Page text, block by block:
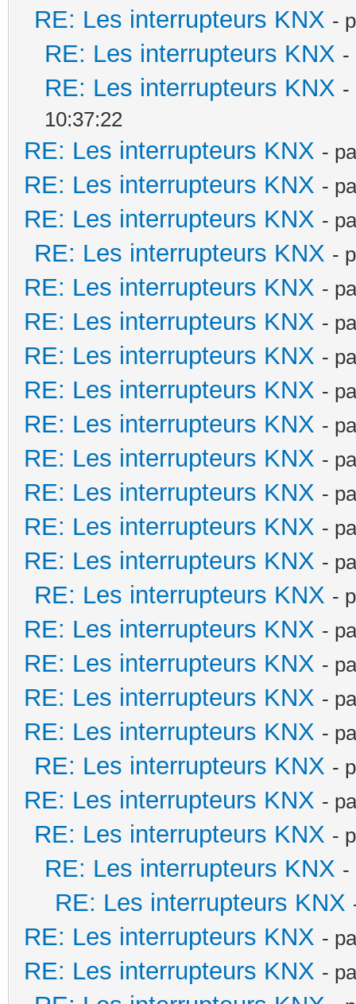
RE: Les interrupteurs KNX -
RE: Les interrupteurs KNX -
RE: Les interrupteurs KNX -
10:37:22
RE: Les interrupteurs KNX -
RE: Les interrupteurs KNX -
RE: Les interrupteurs KNX -
RE: Les interrupteurs KNX -
RE: Les interrupteurs KNX -
RE: Les interrupteurs KNX -
RE: Les interrupteurs KNX -
RE: Les interrupteurs KNX -
RE: Les interrupteurs KNX -
RE: Les interrupteurs KNX -
RE: Les interrupteurs KNX -
RE: Les interrupteurs KNX -
RE: Les interrupteurs KNX -
RE: Les interrupteurs KNX -
RE: Les interrupteurs KNX -
RE: Les interrupteurs KNX -
RE: Les interrupteurs KNX -
RE: Les interrupteurs KNX -
RE: Les interrupteurs KNX -
RE: Les interrupteurs KNX -
RE: Les interrupteurs KNX -
RE: Les interrupteurs KNX -
RE: Les interrupteurs KNX
RE: Les interrupteurs KNX -
RE: Les interrupteurs KNX -